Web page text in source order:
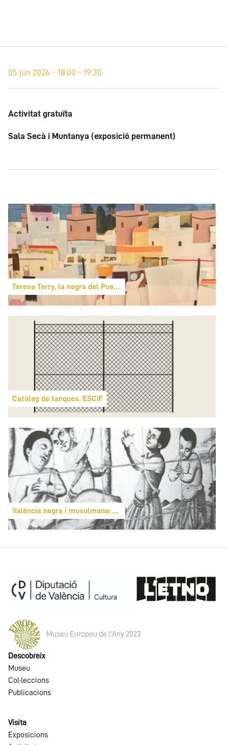
05 jun 2026 - 18:00 - 19:30
Activitat gratuïta
Sala Secà i Muntanya (exposició permanent)
Teresa Terry, la negra del Puerto de Santa María
Catàleg de tanques. ESCIF
València negra i musulmana: rutes de memòria
Museu Europeu de l'Any 2023
Descobreix
Museu
Col·leccions
Publicacions
Visita
Exposicions